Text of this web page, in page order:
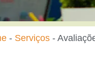
- Serviços -